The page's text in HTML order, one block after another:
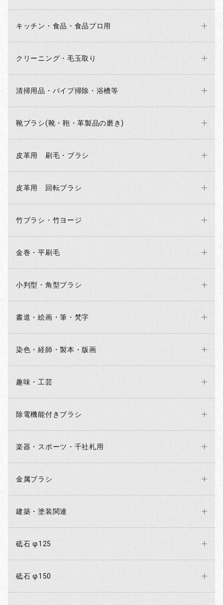
キッチン・食品・食品プロ用
クリーニング・毛玉取り
清掃用品・パイプ掃除・浴槽等
靴ブラシ(靴・鞄・革製品の磨き)
皮革用 刷毛・ブラシ
皮革用 回転ブラシ
竹ブラシ・竹ヨージ
金巻・平刷毛
小判型・角型ブラシ
書道・絵画・筆・梵字
染色・経師・製本・版画
趣味・工芸
除電機能付きブラシ
楽器・スポーツ・千社札用
金属ブラシ
建築・塗装関連
砥石 φ125
砥石 φ150